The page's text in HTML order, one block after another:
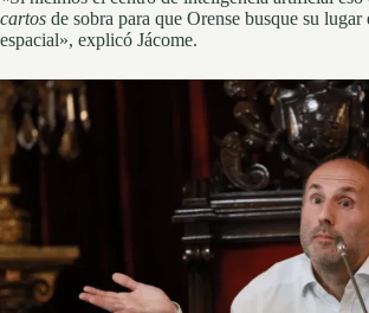
cartos de sobra para que Orense busque su lugar
espacial», explicó Jácome.